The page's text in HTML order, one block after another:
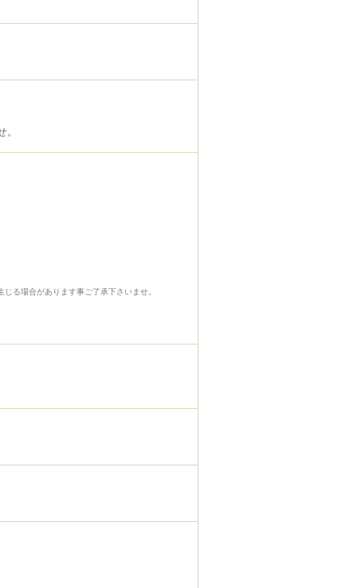
る場合があります事ご了承下さいませ。